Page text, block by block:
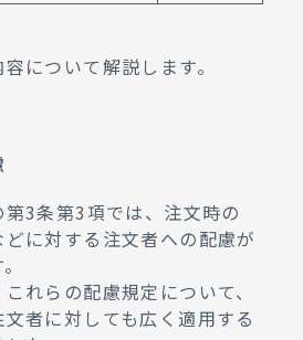
について解説します。
3条第3項では、注文時の
に対する注文者への配慮が
れらの配慮規定について、
者に対しても広く適用する